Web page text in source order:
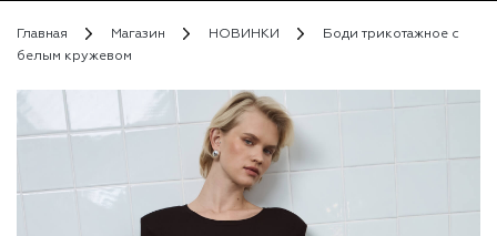
Главная Магазин НОВИНКИ
Боди трикотажное с
белым кружевом